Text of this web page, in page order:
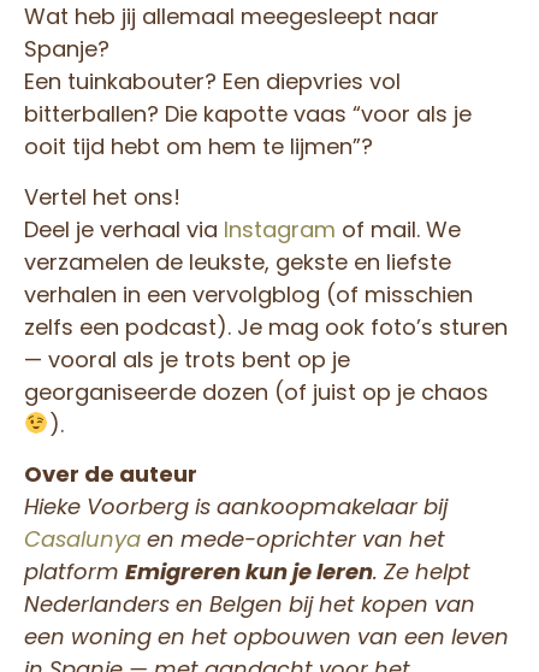
Wat heb jij allemaal meegesleept naar
Spanje?
Een tuinkabouter? Een diepvries vol
bitterballen? Die kapotte vaas “voor als je
ooit tijd hebt om hem te lijmen”?
Vertel het ons!
Deel je verhaal via Instagram of mail. We
verzamelen de leukste, gekste en liefste
verhalen in een vervolgblog (of misschien
zelfs een podcast). Je mag ook foto’s sturen
— vooral als je trots bent op je
georganiseerde dozen (of juist op je chaos
).
Over de auteur
Hieke Voorberg is aankoopmakelaar bij
Casalunya en mede-oprichter van het
platform Emigreren kun je leren. Ze helpt
Nederlanders en Belgen bij het kopen van
een woning en het opbouwen van een leven